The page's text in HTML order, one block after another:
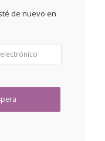
de nuevo en